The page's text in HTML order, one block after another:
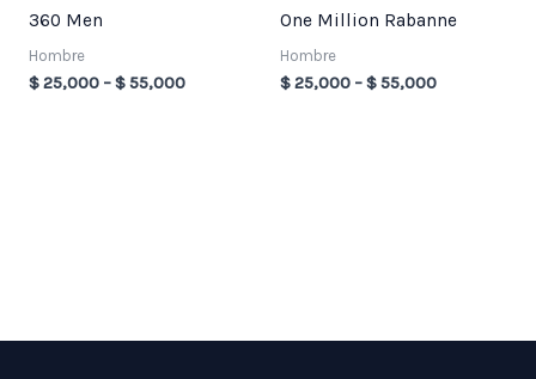
360 Men
Hombre
$25,000 –$55,000
One Million Rabanne
Hombre
$25,000 –$55,000